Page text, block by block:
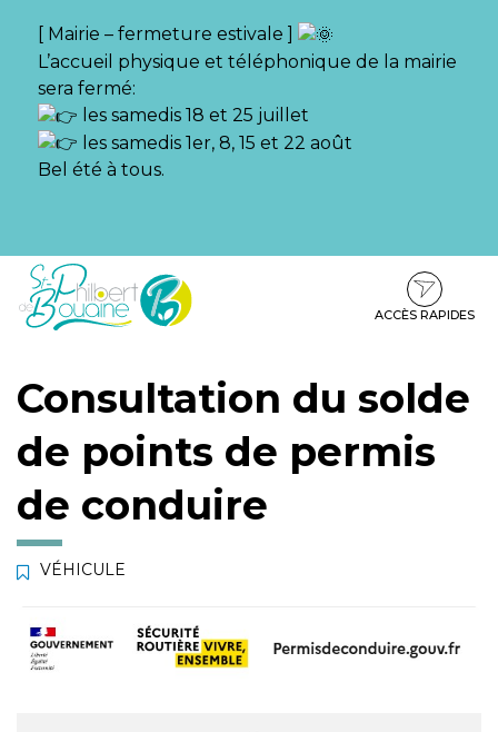
[ Mairie – fermeture estivale ]
L’accueil physique et téléphonique de la mairie
sera fermé:
les samedis 18 et 25 juillet
les samedis 1er, 8, 15 et 22 août
Bel été à tous.
Aller
Aller
contenu
Aller
pied
ACCÈS RAPIDES
Consultation du solde
de points de permis
de conduire
VÉHICULE